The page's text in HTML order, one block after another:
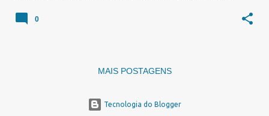
0
MAIS POSTAGENS
Tecnologia do Blogger